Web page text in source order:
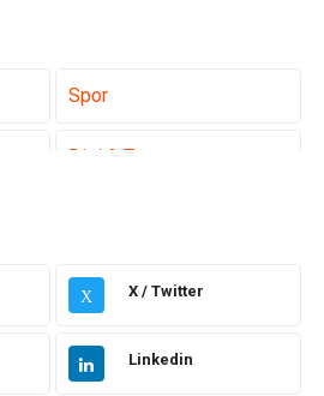
Spor
Dizi & Tv
İnternet
Politika & Siyaset
X X / Twitter
Linkedin